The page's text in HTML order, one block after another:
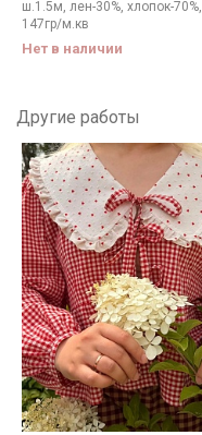
ш.1.5м, лен-30%, хлопок-70%,
147гр/м.кв
Нет в наличии
Другие работы